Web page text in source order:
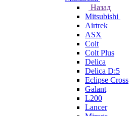
Назад
Mitsubishi
Airtrek
ASX
Colt
Colt Plus
Delica
Delica D:5
Eclipse Cross
Galant
L200
Lancer